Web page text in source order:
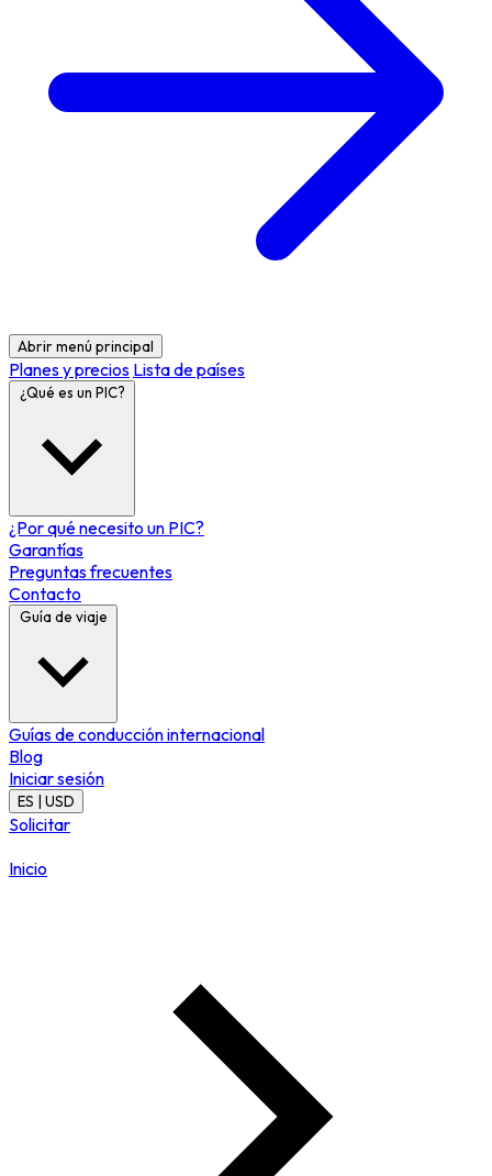
Abrir menú principal
Planes y precios Lista de países
¿Qué es un PIC?
¿Por qué necesito un PIC?
Garantías
Preguntas frecuentes
Contacto
Guía de viaje
Guías de conducción internacional
Blog
Iniciar sesión
ES | USD
Solicitar
Inicio